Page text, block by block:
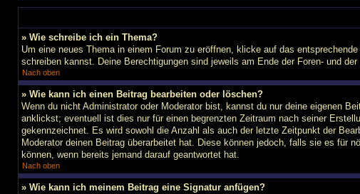
» Wie schreibe ich ein Thema?
Um eine neues Thema in einem Forum zu eröffnen, klicke auf das
schreiben kannst. Deine Berechtigungen sind jeweils am Ende der Foren- und
Nach oben
» Wie kann ich einen Beitrag bearbeiten oder löschen?
Wenn du nicht Administrator oder Moderator bist, kannst du nur deine eigenen
anklickst; eventuell ist dies nur für einen begrenzten Zeitraum nach seiner
gekennzeichnet. Es wird sowohl die Anzahl als auch der letzte Zeitpunkt der
Moderator deinen Beitrag überarbeitet hat. Diese können jedoch, falls sie es für
können, wenn bereits jemand darauf geantwortet hat.
Nach oben
» Wie kann ich meinem Beitrag eine Signatur anfügen?